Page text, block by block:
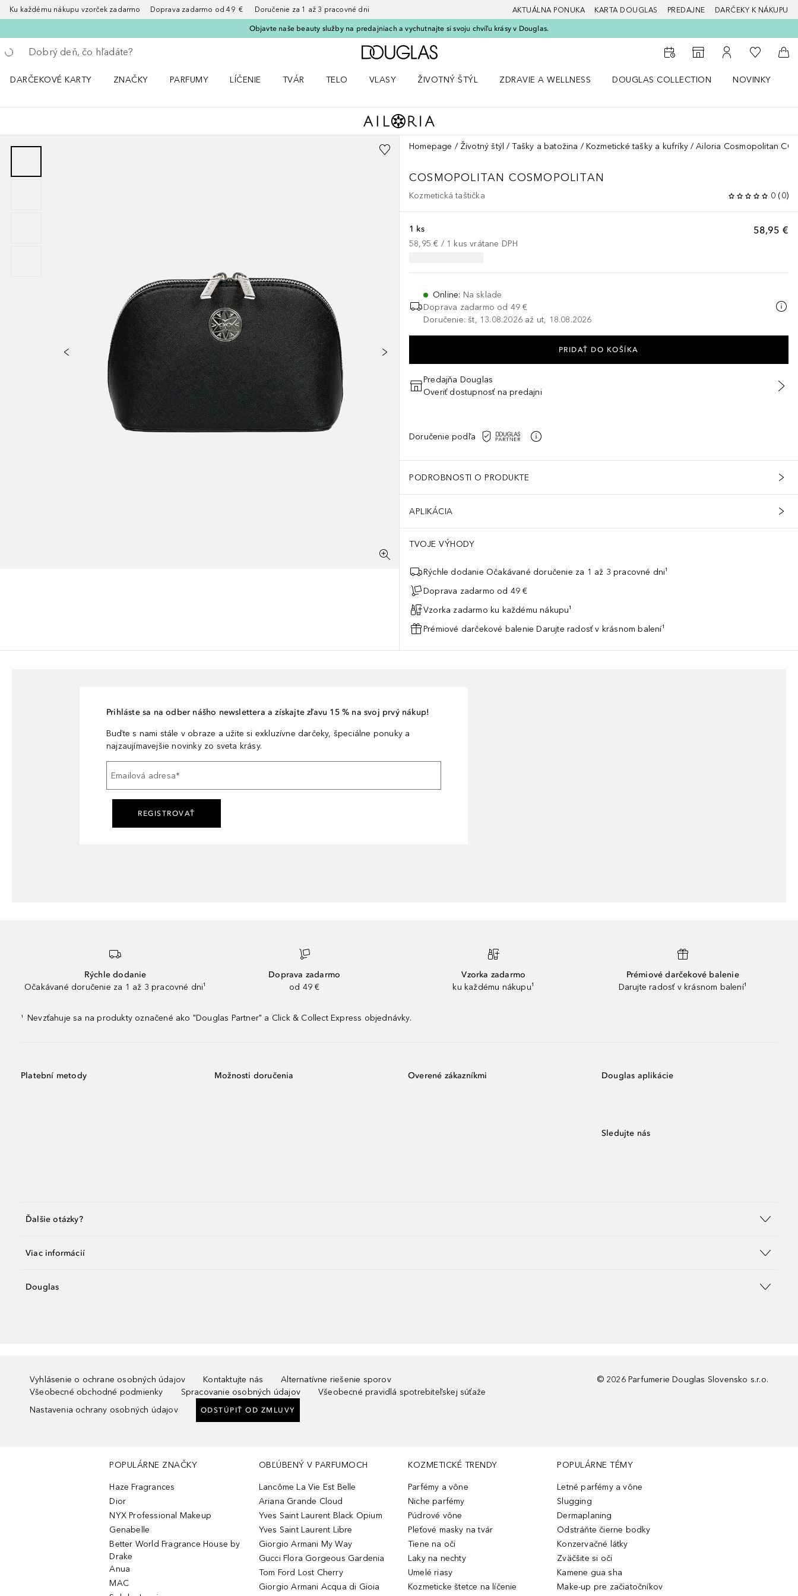
Ku každému nákupu vzorček zadarmo Doprava zadarmo od 49 € Doručenie za 1 až 3 pracovné dni AKTUÁLNA PONUKA KARTA DOUGLAS PREDAJNE DARČEKY K NÁKUPU
Objavte naše beauty služby na predajniach a vychutnajte si svoju chvíľu krásy v Douglas.
Choď späť
Vykonajte vyhľadávanie
Domov
Do vyhľadávača predajní
Do môjho účtu
Do môjho
Do
DARČEKOVÉ KARTY
ZNAČKY
PARFUMY
LÍČENIE
TVÁR
TELO
VLASY
ŽIVOTNÝ ŠTÝL
ZDRAVIE A WELLNESS
DOUGLAS COLLECTION
NOVINKY
Homepage Životný štýl Tašky a batožina Kozmetické tašky a kufríky Ailoria Cosmopolitan
COSMOPOLITAN COSMOPOLITAN
Kozmetická taštička 0 (0)
58,95 €
1 ks
58,95 € / 1 kus vrátane DPH
Online: Na sklade
Doprava zadarmo od 49 €
Doručenie: št, 13.08.2026 až ut, 18.08.2026
PRIDAŤ DO KOŠÍKA
Predajňa Douglas
Overiť dostupnosť na predajni
Doručenie podľa
PODROBNOSTI O PRODUKTE
APLIKÁCIA
TVOJE VÝHODY
Rýchle dodanie Očakávané doručenie za 1 až 3 pracovné dni¹
Doprava zadarmo od 49 €
Vzorka zadarmo ku každému nákupu¹
Prémiové darčekové balenie Darujte radosť v krásnom balení¹
Prihláste sa na odber nášho newslettera a získajte zľavu 15 % na svoj prvý nákup!
Buďte s nami stále v obraze a užite si exkluzívne darčeky, špeciálne ponuky a
najzaujímavejšie novinky zo sveta krásy.
Emailová adresa*
REGISTROVAŤ
Rýchle dodanie
Očakávané doručenie za 1 až 3 pracovné dni¹
Doprava zadarmo
od 49 €
Vzorka zadarmo
ku každému nákupu¹
Prémiové darčekové balenie
Darujte radosť v krásnom balení¹
¹ Nevzťahuje sa na produkty označené ako "Douglas Partner" a Click & Collect Express objednávky.
Platební metody Možnosti doručenia Overené zákazníkmi Douglas aplikácie
Sledujte nás
Ďalšie otázky?
Viac informácií
Douglas
Vyhlásenie o ochrane osobných údajov Kontaktujte nás
Alternatívne riešenie sporov
Všeobecné obchodné podmienky
Spracovanie osobných údajov
Všeobecné pravidlá spotrebiteľskej súťaže
Nastavenia ochrany osobných údajov
ODSTÚPIŤ OD ZMLUVY
© 2026 Parfumerie Douglas Slovensko s.r.o.
POPULÁRNE ZNAČKY
Haze Fragrances
Dior
NYX Professional Makeup
Genabelle
Better World Fragrance House by
Drake
Anua
MAC
OBĽÚBENÝ V PARFUMOCH
Lancôme La Vie Est Belle
Ariana Grande Cloud
Yves Saint Laurent Black Opium
Yves Saint Laurent Libre
Giorgio Armani My Way
Gucci Flora Gorgeous Gardenia
Tom Ford Lost Cherry
Giorgio Armani Acqua di Gioia
KOZMETICKÉ TRENDY
Parfémy a vône
Niche parfémy
Púdrové vône
Pleťové masky na tvár
Tiene na oči
Laky na nechty
Umelé riasy
Kozmeticke štetce na líčenie
POPULÁRNE TÉMY
Letné parfémy a vône
Slugging
Dermaplaning
Odstráňte čierne bodky
Konzervačné látky
Zväčšite si oči
Kamene gua sha
Make-up pre začiatočníkov